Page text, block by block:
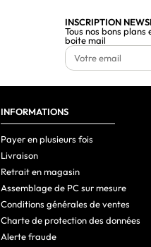
INSCRIPTION
Tous nos bons
boite mail
INFORMATIONS
Payer en plusieurs fois
Livraison
Retrait en magasin
Assemblage de PC sur mesure
Conditions générales de ventes
Charte de protection des données
Alerte fraude